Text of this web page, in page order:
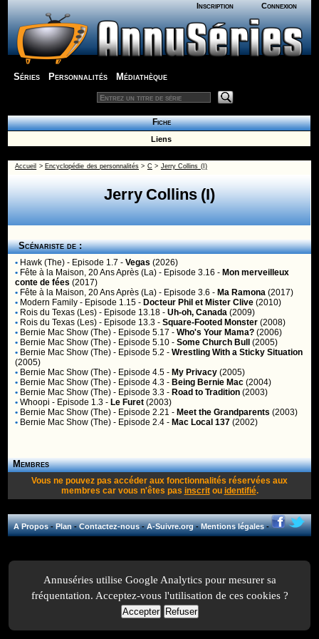
Inscription Connexion
Séries Personnalités Médiathèque
Fiche
Liens
Accueil > Encyclopédie des personnalités > C > Jerry Collins (I)
Jerry Collins (I)
Scénariste de :
• Hawk (The) - Episode 1.7 -Vegas (2026)
• Fête à la Maison, 20 Ans Après (La) - Episode 3.16 - Mon merveilleux
conte de fées (2017)
• Fête à la Maison, 20 Ans Après (La) - Episode 3.6 - Ma Ramona (2017)
• Modern Family - Episode 1.15 - Docteur Phil et Mister Clive (2010)
• Rois du Texas (Les) - Episode 13.18 -Uh-oh, Canada (2009)
• Rois du Texas (Les) - Episode 13.3 -Square-Footed Monster (2008)
• Bernie Mac Show (The) - Episode 5.17 -Who's Your Mama? (2006)
• Bernie Mac Show (The) - Episode 5.10 -Some Church Bull
(2005)
• Bernie Mac Show (The) - Episode 5.2 -Wrestling With a Sticky Situation
(2005)
• Bernie Mac Show (The) - Episode 4.5 - My Privacy (2005)
• Bernie Mac Show (The) - Episode 4.3 - Being Bernie Mac (2004)
• Bernie Mac Show (The) - Episode 3.3 - Road to Tradition (2003)
• Whoopi - Episode 1.3 - Le Furet (2003)
• Bernie Mac Show (The) - Episode 2.21 - Meet the Grandparents (2003)
• Bernie Mac Show (The) - Episode 2.4 - Mac Local 137 (2002)
Membres
Vous ne pouvez pas accéder aux fonctionnalités réservées aux
membres car vous n'êtes pas inscritou identifié.
A Propos-Plan-Contactez-nous-A-Suivre.org-Mentions légales-
Annuséries utilise Google Analytics pour mesurer sa
fréquentation. Acceptez-vous l'utilisation de ces cookies ?
Accepter Refuser